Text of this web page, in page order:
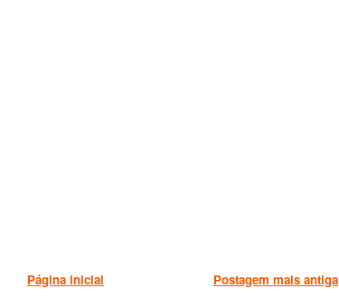
Postagem mais antiga
Página inicial